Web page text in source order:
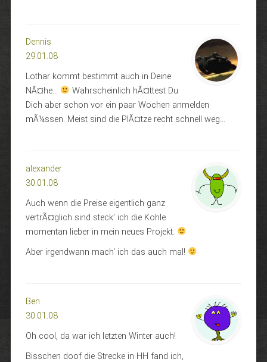
Dennis
29.01.08
Lothar kommt bestimmt auch in Deine
NÃ¤he…
Wahrscheinlich hÃ¤ttest Du
Dich aber schon vor ein paar Wochen anmelden
mÃ¼ssen. Meist sind die PlÃ¤tze recht schnell weg…
alexander
30.01.08
Auch wenn die Preise eigentlich ganz
vertrÃ¤glich sind steck‘ ich die Kohle
momentan lieber in mein neues Projekt.
Aber irgendwann mach‘ ich das auch mal!
Ben
30.01.08
Oh cool, da war ich letzten Winter auch!
Bisschen doof die Strecke in HH fand ich,